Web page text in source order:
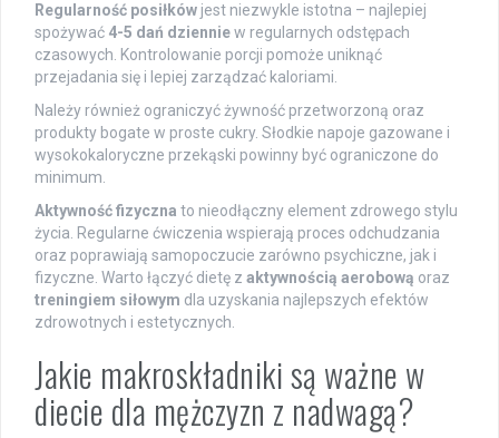
Regularność posiłków jest niezwykle istotna – najlepiej
spożywać 4-5 dań dzienniew regularnych odstępach
czasowych. Kontrolowanie porcji pomoże uniknąć
przejadania się i lepiej zarządzać kaloriami.
Należy również ograniczyć żywność przetworzoną oraz
produkty bogate w proste cukry. Słodkie napoje gazowane i
wysokokaloryczne przekąski powinny być ograniczone do
minimum.
Aktywność fizyczna to nieodłączny element zdrowego stylu
życia. Regularne ćwiczenia wspierają proces odchudzania
oraz poprawiają samopoczucie zarówno psychiczne, jak i
fizyczne. Warto łączyć dietę z aktywnością aerobową oraz
treningiem siłowym dla uzyskania najlepszych efektów
zdrowotnych i estetycznych.
Jakie makroskładniki są ważne w
diecie dla mężczyzn z nadwagą?